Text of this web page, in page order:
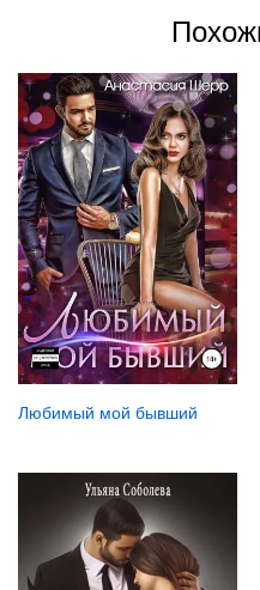
Любимый мой бывший